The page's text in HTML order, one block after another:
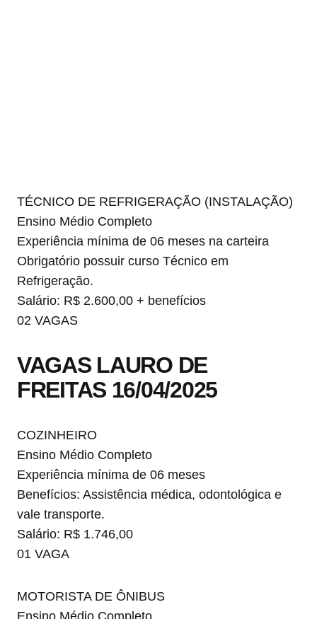
TÉCNICO DE REFRIGERAÇÃO (INSTALAÇÃO)
Ensino Médio Completo
Experiência mínima de 06 meses na carteira
Obrigatório possuir curso Técnico em
Refrigeração.
Salário: R$ 2.600,00 + benefícios
02 VAGAS
VAGAS LAURO DE
FREITAS 16/04/2025
COZINHEIRO
Ensino Médio Completo
Experiência mínima de 06 meses
Benefícios: Assistência médica, odontológica e
vale transporte.
Salário: R$ 1.746,00
01 VAGA
MOTORISTA DE ÔNIBUS